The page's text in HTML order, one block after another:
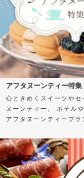
アフタヌーンティー特集
心ときめくスイーツや
ヌーンティー。 ホテル
アフタヌーンティープラ